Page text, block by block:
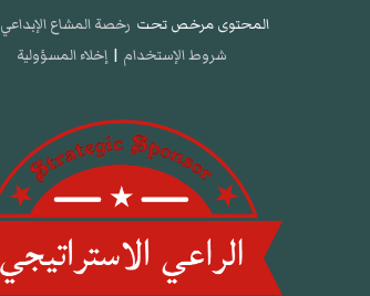
المحتوى مرخص تحت رخصة المشاع الإبداعي 3.0
شروط الإستخدام | إخلاء المسؤولية